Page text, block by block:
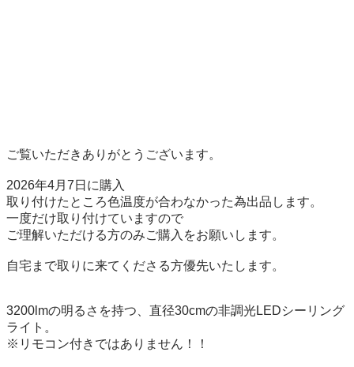
ご覧いただきありがとうございます。
2026年4月7日に購入
取り付けたところ色温度が合わなかった為出品します。
一度だけ取り付けていますので
ご理解いただける方のみご購入をお願いします。
自宅まで取りに来てくださる方優先いたします。
3200lmの明るさを持つ、直径30cmの非調光LEDシーリング
ライト。
※リモコン付きではありません！！